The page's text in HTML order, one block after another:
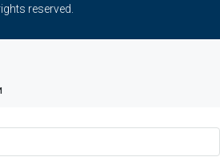
reserved.